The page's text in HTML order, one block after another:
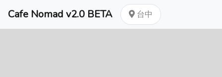
Cafe Nomad v2.0 BETA 台中